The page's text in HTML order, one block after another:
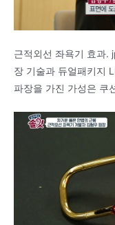
근적외선 좌욕기 효과.
장 기술과 듀얼패키지
파장을 가진 가성은 쿠